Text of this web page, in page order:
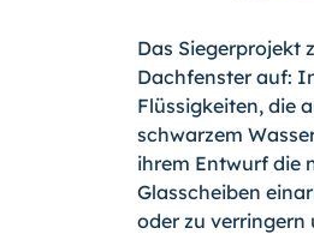
Das Siegerprojekt
Dachfenster auf:
Flüssigkeiten, die
schwarzem
ihrem Entwurf die
Glasscheiben
oder zu verringern